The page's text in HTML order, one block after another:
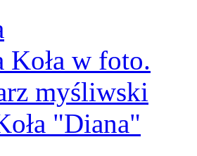
Koła w foto.
myśliwski
"Diana"